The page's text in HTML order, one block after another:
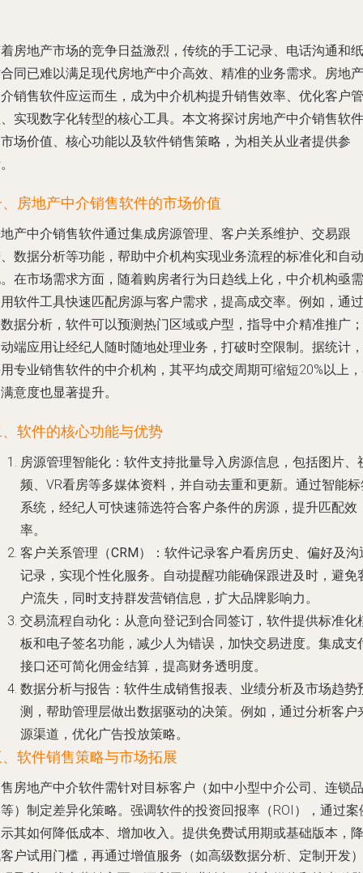
房地产市场的竞争日益激烈，传统的手工记录、电话沟通和纸
同已难以满足现代房地产中介高效、精准的业务需求。房地产
销售软件应运而生，成为中介机构提升销售效率、优化客户管
实现数字化转型的核心工具。本文将探讨房地产中介销售软件
场价值、核心功能以及软件销售策略，为相关从业者提供参
房地产中介销售软件的市场价值
产中介销售软件通过集成房源管理、客户关系维护、交易跟
数据分析等功能，帮助中介机构实现业务流程的标准化和自动
在市场需求方面，随着购房者行为日趋线上化，中介机构亟需
软件工具快速匹配房源与客户需求，提高成交率。例如，通过
据分析，软件可以预测热门区域或户型，指导中介精准推广；
端应用让经纪人随时随地处理业务，打破时空限制。据统计，
专业销售软件的中介机构，其平均成交周期可缩短20%以上
意度也显著提升。
软件的核心功能与优势
房源管理智能化 ：软件支持批量导入房源信息，包括图片、
频、VR看房等多媒体资料，并自动去重和更新。通过智能
系统，经纪人可快速筛选符合客户条件的房源，提升匹配效
率。
客户关系管理（CRM）
：软件记录客户看房历史、偏好及沟
记录，实现个性化服务。自动提醒功能确保跟进及时，避免
户流失，同时支持群发营销信息，扩大品牌影响力。
交易流程自动化 ：从意向登记到合同签订，软件提供标准化
板和电子签名功能，减少人为错误，加快交易进度。集成支
接口还可简化佣金结算，提高财务透明度。
数据分析与报告 ：软件生成销售报表、业绩分析及市场趋势
测，帮助管理层做出数据驱动的决策。例如，通过分析客户
源渠道，优化广告投放策略。
软件销售策略与市场拓展
房地产中介软件需针对目标客户（如中小型中介公司、连锁品
）制定差异化策略。强调软件的投资回报率（ROI），通过案
其如何降低成本、增加收入。提供免费试用期或基础版本，降
户试用门槛，再通过增值服务（如高级数据分析、定制开发）